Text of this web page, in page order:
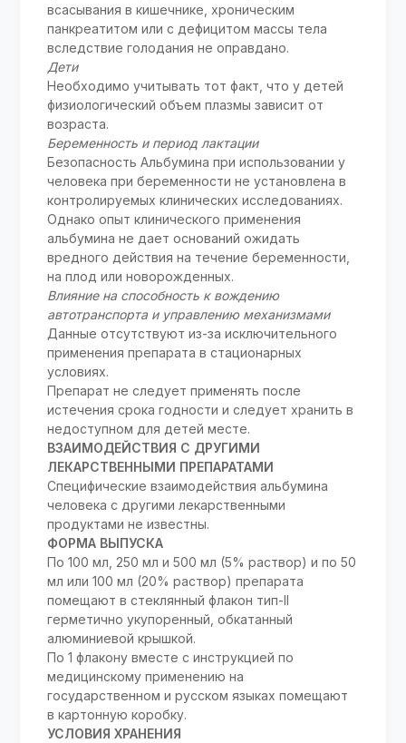
всасывания в кишечнике, хроническим
панкреатитом или с дефицитом массы тела
вследствие голодания не оправдано.
Дети
Необходимо учитывать тот факт, что у детей
физиологический объем плазмы зависит от
возраста.
Беременность и период лактации
Безопасность Альбумина при использовании у
человека при беременности не установлена в
контролируемых клинических исследованиях.
Однако опыт клинического применения
альбумина не дает оснований ожидать
вредного действия на течение беременности,
на плод или новорожденных.
Влияние на способность к вождению
автотранспорта и управлению механизмами
Данные отсутствуют из-за исключительного
применения препарата в стационарных
условиях.
Препарат не следует применять после
истечения срока годности и следует хранить в
недоступном для детей месте.
ВЗАИМОДЕЙСТВИЯ С ДРУГИМИ
ЛЕКАРСТВЕННЫМИ ПРЕПАРАТАМИ
Специфические взаимодействия альбумина
человека с другими лекарственными
продуктами не известны.
ФОРМА ВЫПУСКА
По 100 мл, 250 мл и 500 мл (5% раствор) и по 50
мл или 100 мл (20% раствор) препарата
помещают в стеклянный флакон тип-II
герметично укупоренный, обкатанный
алюминиевой крышкой.
По 1 флакону вместе с инструкцией по
медицинскому применению на
государственном и русском языках помещают
в картонную коробку.
УСЛОВИЯ ХРАНЕНИЯ